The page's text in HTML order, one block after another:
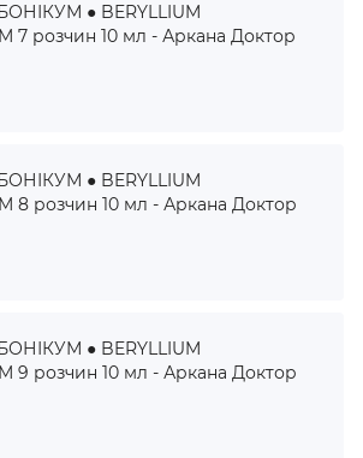
● BERYLLIUM
7 розчин 10 мл - Аркана Доктор
● BERYLLIUM
8 розчин 10 мл - Аркана Доктор
● BERYLLIUM
9 розчин 10 мл - Аркана Доктор